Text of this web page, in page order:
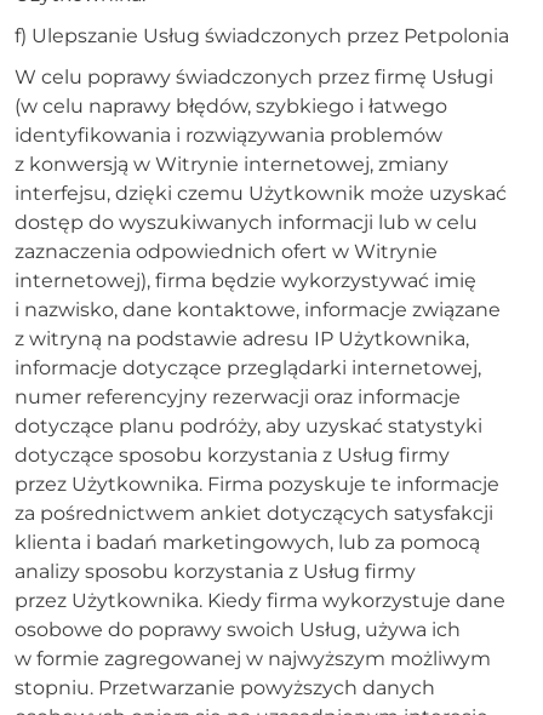
f) Ulepszanie Usług świadczonych przez Petpolonia
W celu poprawy świadczonych przez firmę Usługi
(w celu naprawy błędów, szybkiego i łatwego
identyfikowania i rozwiązywania problemów
z konwersją w Witrynie internetowej, zmiany
interfejsu, dzięki czemu Użytkownik może uzyskać
dostęp do wyszukiwanych informacji lub w celu
zaznaczenia odpowiednich ofert w Witrynie
internetowej), firma będzie wykorzystywać imię
i nazwisko, dane kontaktowe, informacje związane
z witryną na podstawie adresu IP Użytkownika,
informacje dotyczące przeglądarki internetowej,
numer referencyjny rezerwacji oraz informacje
dotyczące planu podróży, aby uzyskać statystyki
dotyczące sposobu korzystania z Usług firmy
przez Użytkownika. Firma pozyskuje te informacje
za pośrednictwem ankiet dotyczących satysfakcji
klienta i badań marketingowych, lub za pomocą
analizy sposobu korzystania z Usług firmy
przez Użytkownika. Kiedy firma wykorzystuje dane
osobowe do poprawy swoich Usług, używa ich
w formie zagregowanej w najwyższym możliwym
stopniu. Przetwarzanie powyższych danych